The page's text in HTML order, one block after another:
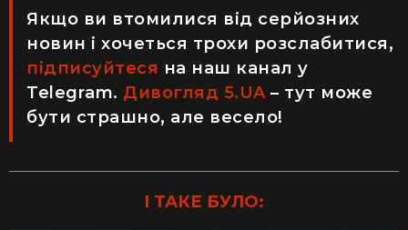
Якщо ви втомилися від серйозних
новин і хочеться трохи розслабитися,
підписуйтеся на наш канал у
Telegram. Дивогляд 5.UA– тут може
бути страшно, але весело!
І ТАКЕ БУЛО: